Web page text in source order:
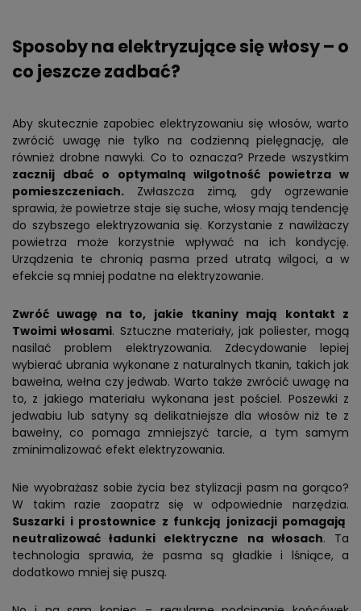
Sposoby na elektryzujące się włosy – o
co jeszcze zadbać?
Aby skutecznie zapobiec elektryzowaniu się włosów, warto
zwrócić uwagę nie tylko na codzienną pielęgnację, ale
również drobne nawyki. Co to oznacza? Przede wszystkim
zacznij dbać o optymalną wilgotność powietrza w
pomieszczeniach. Zwłaszcza zimą, gdy ogrzewanie
sprawia, że powietrze staje się suche, włosy mają tendencję
do szybszego elektryzowania się. Korzystanie z nawilżaczy
powietrza może korzystnie wpływać na ich kondycję.
Urządzenia te chronią pasma przed utratą wilgoci, a w
efekcie są mniej podatne na elektryzowanie.
Zwróć uwagę na to, jakie tkaniny mają kontakt z
Twoimi włosami. Sztuczne materiały, jak poliester, mogą
nasilać problem elektryzowania. Zdecydowanie lepiej
wybierać ubrania wykonane z naturalnych tkanin, takich jak
bawełna, wełna czy jedwab. Warto także zwrócić uwagę na
to, z jakiego materiału wykonana jest pościel. Poszewki z
jedwabiu lub satyny są delikatniejsze dla włosów niż te z
bawełny, co pomaga zmniejszyć tarcie, a tym samym
zminimalizować efekt elektryzowania.
Nie wyobrażasz sobie życia bez stylizacji pasm na gorąco?
W takim razie zaopatrz się w odpowiednie narzędzia.
Suszarki i prostownice z funkcją jonizacji pomagają
neutralizować ładunki elektryczne na włosach. Ta
technologia sprawia, że pasma są gładkie i lśniące, a
dodatkowo mniej się puszą.